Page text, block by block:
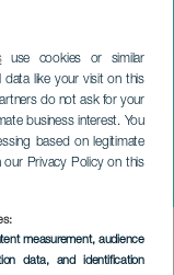
use cookies or similar
like your visit on this
do not ask for your
business interest. You
based on legitimate
our Privacy Policy on this
measurement, audience
data, and identification